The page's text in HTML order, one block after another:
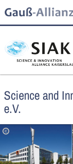
Science and
e.V.